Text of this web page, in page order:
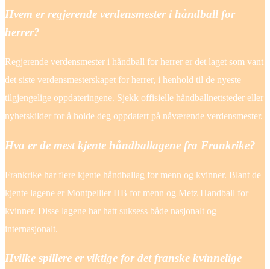
Hvem er regjerende verdensmester i håndball for
herrer?
Regjerende verdensmester i håndball for herrer er det laget som vant
det siste verdensmesterskapet for herrer, i henhold til de nyeste
tilgjengelige oppdateringene. Sjekk offisielle håndballnettsteder eller
nyhetskilder for å holde deg oppdatert på nåværende verdensmester.
Hva er de mest kjente håndballagene fra Frankrike?
Frankrike har flere kjente håndballag for menn og kvinner. Blant de
kjente lagene er Montpellier HB for menn og Metz Handball for
kvinner. Disse lagene har hatt suksess både nasjonalt og
internasjonalt.
Hvilke spillere er viktige for det franske kvinnelige